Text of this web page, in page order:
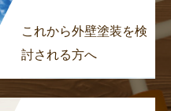
これから外壁塗装を検
討される方へ